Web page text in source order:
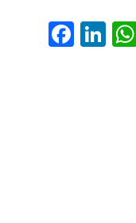
Fa
ce
Li
nk